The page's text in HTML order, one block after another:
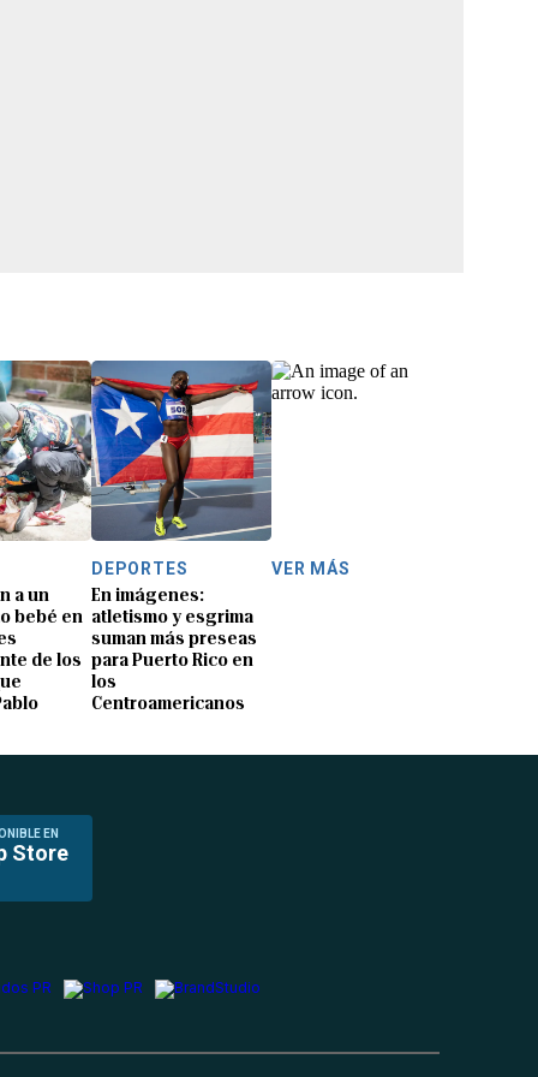
a un
bebé en
de los
DEPORTES
En imágenes:
atletismo y esgrima
suman más preseas
para Puerto Rico en
los
Centroamericanos
VER MÁS
EN
Store